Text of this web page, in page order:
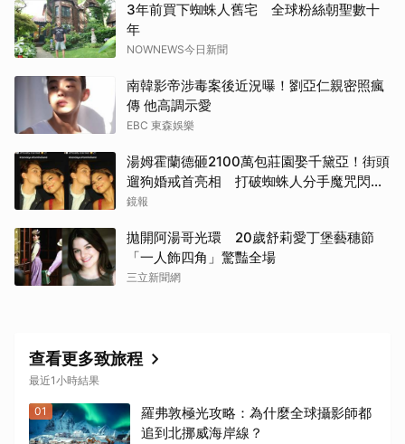
3年前買下蜘蛛人舊宅 全球粉絲朝聖數十
年
NOWNEWS今日新聞
南韓影帝涉毒案後近況曝！劉亞仁親密照瘋
傳 他高調示愛
EBC 東森娛樂
湯姆霍蘭德砸2100萬包莊園娶千黛亞！街頭
遛狗婚戒首亮相 打破蜘蛛人分手魔咒閃爆
全場
鏡報
拋開阿湯哥光環 20歲舒莉愛丁堡藝穗節
「一人飾四角」驚豔全場
三立新聞網
查看更多致旅程
最近1小時結果
01
羅弗敦極光攻略：為什麼全球攝影師都
追到北挪威海岸線？